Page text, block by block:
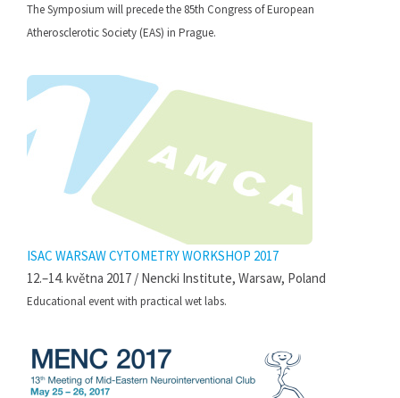
The Symposium will precede the 85th Congress of European
Atherosclerotic Society (EAS) in Prague.
ISAC WARSAW CYTOMETRY WORKSHOP 2017
12.–14. května 2017 / Nencki Institute, Warsaw, Poland
Educational event with practical wet labs.